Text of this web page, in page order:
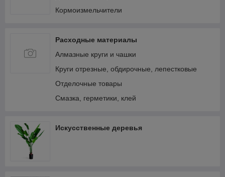
Кормоизмельчители
Расходные материалы
Алмазные круги и чашки
Круги отрезные, обдирочные, лепестковые
Отделочные товары
Смазка, герметики, клей
Искусственные деревья